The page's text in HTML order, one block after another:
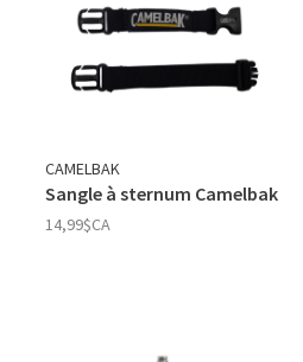
CAMELBAK
Sangle à sternum Camelbak
14,99$CA